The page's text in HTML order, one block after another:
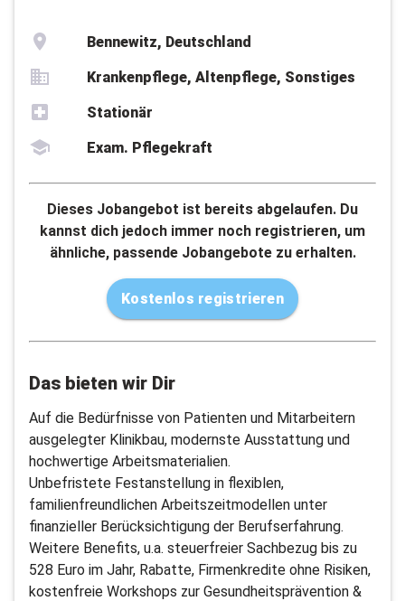
Bennewitz, Deutschland
Krankenpflege, Altenpflege, Sonstiges
Stationär
Exam. Pflegekraft
Dieses Jobangebot ist bereits abgelaufen. Du
kannst dich jedoch immer noch registrieren, um
ähnliche, passende Jobangebote zu erhalten.
Kostenlos registrieren
Das bieten wir Dir
Auf die Bedürfnisse von Patienten und Mitarbeitern
ausgelegter Klinikbau, modernste Ausstattung und
hochwertige Arbeitsmaterialien.
Unbefristete Festanstellung in flexiblen,
familienfreundlichen Arbeitszeitmodellen unter
finanzieller Berücksichtigung der Berufserfahrung.
Weitere Benefits, u.a. steuerfreier Sachbezug bis zu
528 Euro im Jahr, Rabatte, Firmenkredite ohne Risiken,
kostenfreie Workshops zur Gesundheitsprävention &